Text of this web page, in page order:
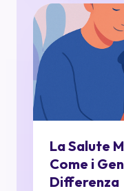
La Salute
Come i
Differenza